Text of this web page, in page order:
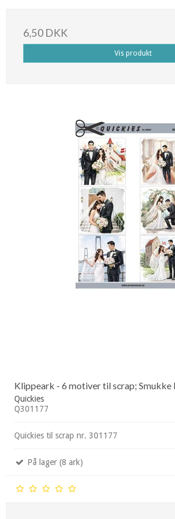
6,50 DKK
Vis produkt
Klippeark - 6 motiver til scrap; Smukke
Quickies
Q301177
Quickies til scrap nr. 301177
På lager (8 ark)